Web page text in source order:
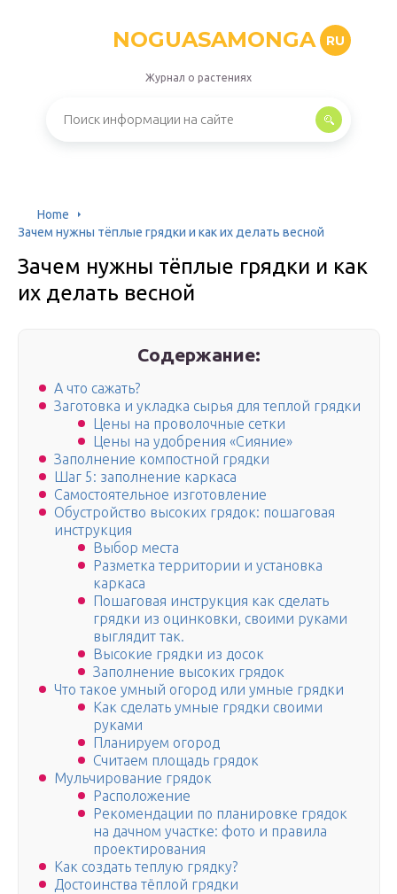
NOGUASAMONGA RU
Журнал о растениях
Home
Зачем нужны тёплые грядки и как их делать весной
Зачем нужны тёплые грядки и как
их делать весной
Содержание:
А что сажать?
Заготовка и укладка сырья для теплой грядки
Цены на проволочные сетки
Цены на удобрения «Сияние»
Заполнение компостной грядки
Шаг 5: заполнение каркаса
Самостоятельное изготовление
Обустройство высоких грядок: пошаговая
инструкция
Выбор места
Разметка территории и установка
каркаса
Пошаговая инструкция как сделать
грядки из оцинковки, своими руками
выглядит так.
Высокие грядки из досок
Заполнение высоких грядок
Что такое умный огород или умные грядки
Как сделать умные грядки своими
руками
Планируем огород
Считаем площадь грядок
Мульчирование грядок
Расположение
Рекомендации по планировке грядок
на дачном участке: фото и правила
проектирования
Как создать теплую грядку?
Достоинства тёплой грядки